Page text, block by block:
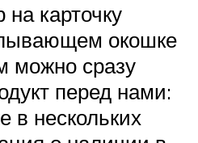
на карточку
окошке
можно сразу
перед нами:
в нескольких